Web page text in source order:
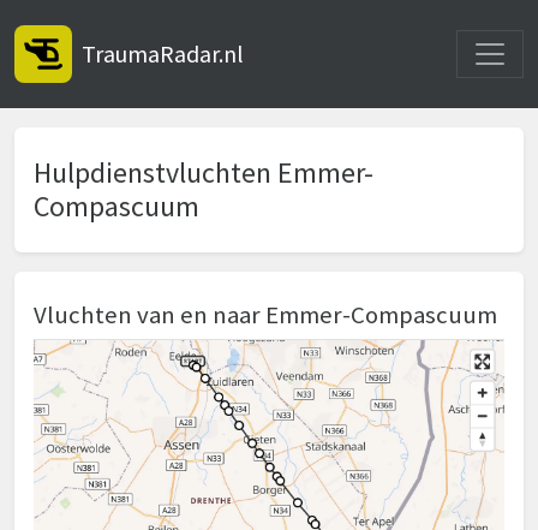
TraumaRadar.nl
Hulpdienstvluchten Emmer-
Compascuum
Vluchten van en naar Emmer-Compascuum